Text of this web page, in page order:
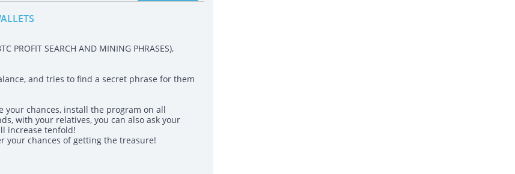
SEARCH AND MINING PHRASES),
and tries to find a secret phrase for them
your chances, install the program on all
with your relatives, you can also ask your
increase tenfold!
your chances of getting the treasure!